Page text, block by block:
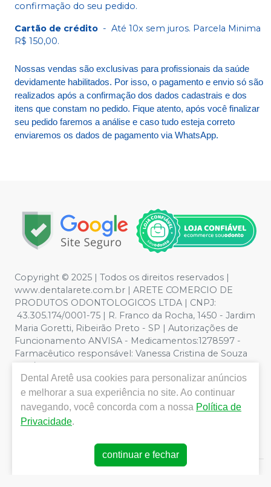
confirmação do seu pedido.
Cartão de crédito - Até 10x sem juros. Parcela Minima
R$ 150,00.
Nossas vendas são exclusivas para profissionais da saúde
devidamente habilitados. Por isso, o pagamento e envio só são
realizados após a confirmação dos dados cadastrais e dos
itens que constam no pedido. Fique atento, após você finalizar
seu pedido faremos a análise e caso tudo esteja correto
enviaremos os dados de pagamento via WhatsApp.
Copyright © 2025 | Todos os direitos reservados |
www.dentalarete.com.br | ARETE COMERCIO DE
PRODUTOS ODONTOLOGICOS LTDA | CNPJ:
43.305.174/0001-75 | R. Franco da Rocha, 1450 - Jardim
Maria Goretti, Ribeirão Preto - SP | Autorizações de
Funcionamento ANVISA - Medicamentos:1278597 -
Farmacêutico responsável: Vanessa Cristina de Souza
CRF/SP nº 52627 | Política de Privacidade e Segurança -
Fotos meramente ilustrativas - Os preços e condições
da loja virtual estão sujeitos a alterações. Em caso de
divergência de preços no site, o valor válido é o do
Carrinho de Compra. Não vendemos por atacado, por
isso nos reservamos o direito de não atender compras
de grandes volumes pelo site.
Dental Aretê usa cookies para personalizar anúncios
e melhorar a sua experiência no site. Ao continuar
navegando, você concorda com a nossa Política de
Privacidade.
continuar e fechar